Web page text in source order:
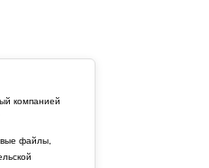
компанией
файлы,